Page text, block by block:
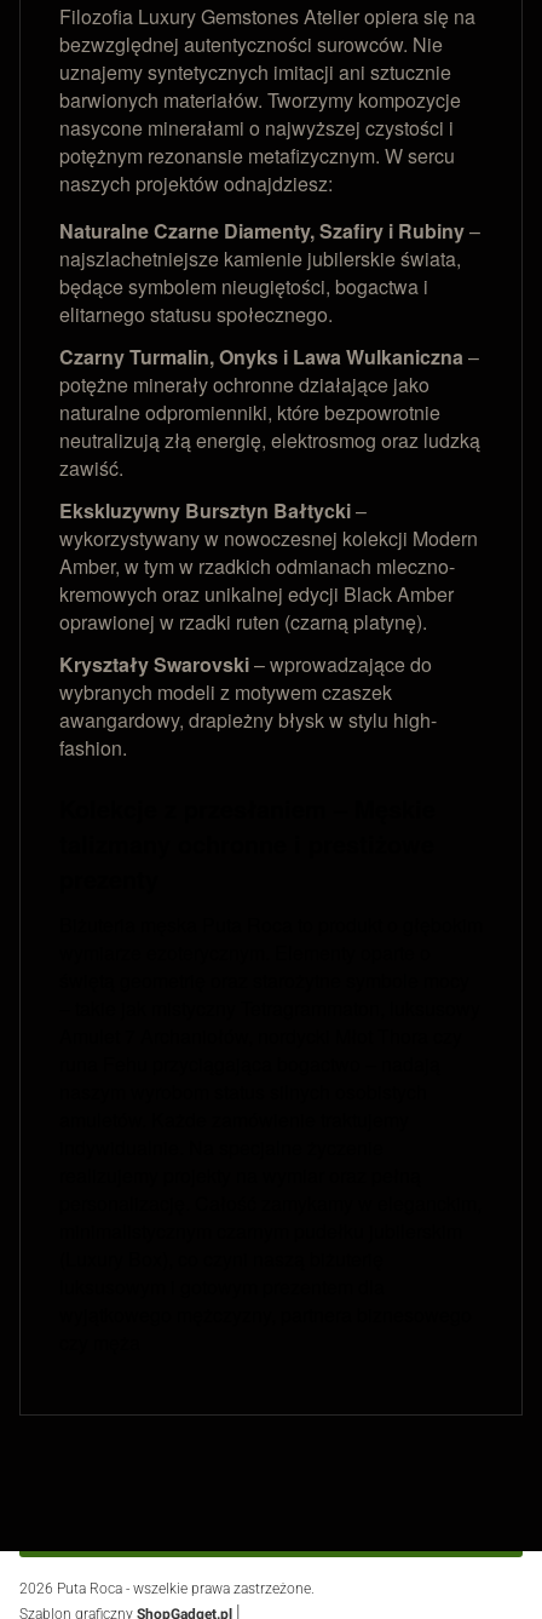
Filozofia Luxury Gemstones Atelier opiera się na
bezwzględnej autentyczności surowców. Nie
uznajemy syntetycznych imitacji ani sztucznie
barwionych materiałów. Tworzymy kompozycje
nasycone minerałami o najwyższej czystości i
potężnym rezonansie metafizycznym. W sercu
naszych projektów odnajdziesz:
Naturalne Czarne Diamenty, Szafiry i Rubiny–
najszlachetniejsze kamienie jubilerskie świata,
będące symbolem nieugiętości, bogactwa i
elitarnego statusu społecznego.
Czarny Turmalin, Onyks i Lawa Wulkaniczna–
potężne minerały ochronne działające jako
naturalne odpromienniki, które bezpowrotnie
neutralizują złą energię, elektrosmog oraz ludzką
zawiść.
Ekskluzywny Bursztyn Bałtycki–
wykorzystywany w nowoczesnej kolekcji Modern
Amber, w tym w rzadkich odmianach mleczno-
kremowych oraz unikalnej edycji Black Amber
oprawionej w rzadki ruten (czarną platynę).
Kryształy Swarovski– wprowadzające do
wybranych modeli z motywem czaszek
awangardowy, drapieżny błysk w stylu high-
fashion.
2026 Puta Roca - wszelkie prawa zastrzeżone.
Szablon graficzny ShopGadget.pl |